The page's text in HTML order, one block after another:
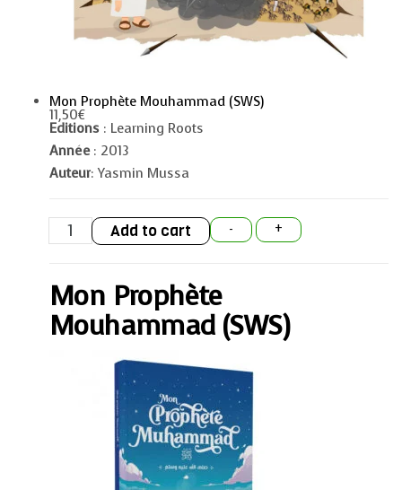
Mon Prophète Mouhammad (SWS)
11,50€
Editions : Learning Roots
Année : 2013
Auteur: Yasmin Mussa
-
Mon
Prophète
Mouhammad
+
Add to cart
Mon Prophète
Mouhammad (SWS)